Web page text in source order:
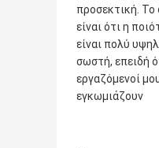
προσεκτική. Το
είναι ότι η
είναι πολύ
σωστή, επειδή
εργαζόμενοί
εγκωμιάζουν